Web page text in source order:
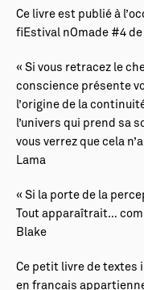
Ce livre est publié à
fiEstival nOmade #4 de
« Si vous retracez le
conscience présente
l’origine de la
l’univers qui prend sa
vous verrez que cela
Lama
« Si la porte de la
Tout apparaîtrait…
Blake
Ce petit livre de textes
en français